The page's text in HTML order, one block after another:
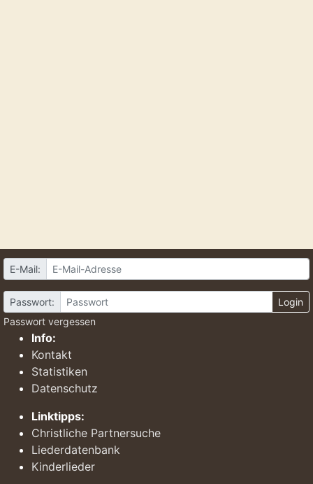
E-Mail:
Passwort:
Login
Passwort vergessen
Info:
Kontakt
Statistiken
Datenschutz
Linktipps:
Christliche Partnersuche
Liederdatenbank
Kinderlieder